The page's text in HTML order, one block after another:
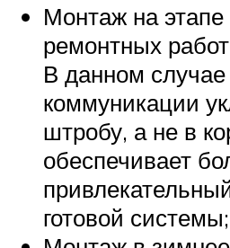
Монтаж на этапе
ремонтных
В данном
коммуникации
штробу, а не в
обеспечивает
готовой системы;